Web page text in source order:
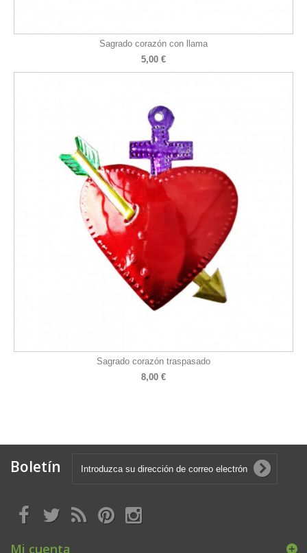
Sagrado corazón con llama
5,00 €
Sagrado corazón traspasado
8,00 €
Boletín
Mi cuenta